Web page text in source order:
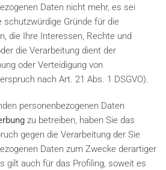
Daten nicht mehr, es sei
schutzwürdige Gründe für die
die Ihre Interessen, Rechte und
die Verarbeitung dient der
oder Verteidigung von
nach Art. 21 Abs. 1 DSGVO).
personenbezogenen Daten
zu betreiben, haben Sie das
gegen die Verarbeitung der Sie
Daten zum Zwecke derartiger
gilt auch für das Profiling, soweit es